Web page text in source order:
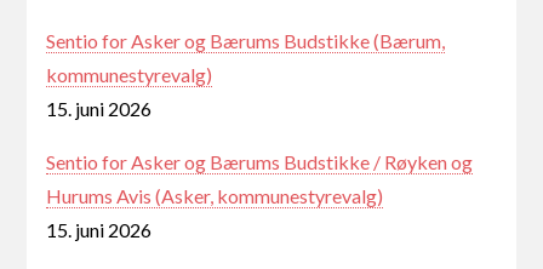
Sentio for Asker og Bærums Budstikke (Bærum,
kommunestyrevalg)
15. juni 2026
Sentio for Asker og Bærums Budstikke / Røyken og
Hurums Avis (Asker, kommunestyrevalg)
15. juni 2026